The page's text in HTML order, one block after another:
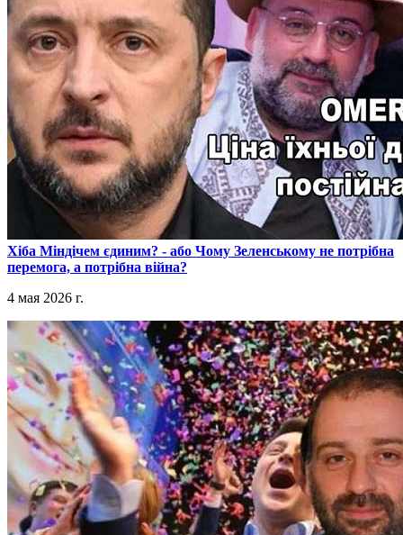
​Хіба Міндічем єдиним? - або Чому Зеленському не потрібна
перемога, а потрібна війна?
4 мая 2026 г.